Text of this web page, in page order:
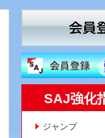
SAJ強化
ジャンプ